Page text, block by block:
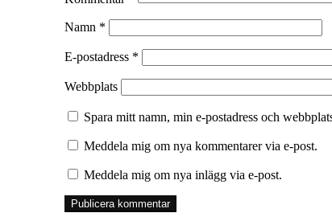
Namn *
E-postadress *
Webbplats
Spara mitt namn, min e-postadress och
Meddela mig om nya kommentarer via e-post.
Meddela mig om nya inlägg via e-post.